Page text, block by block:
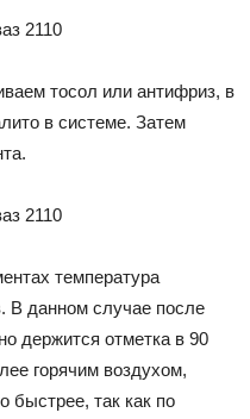
тосол или антифриз, в
в системе. Затем
температура
В данном случае после
держится отметка в 90
горячим воздухом,
быстрее, так как по